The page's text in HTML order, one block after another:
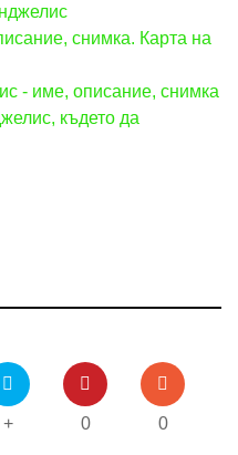
снимка. Карта на
- име, описание, снимка
където да
+ 0 0